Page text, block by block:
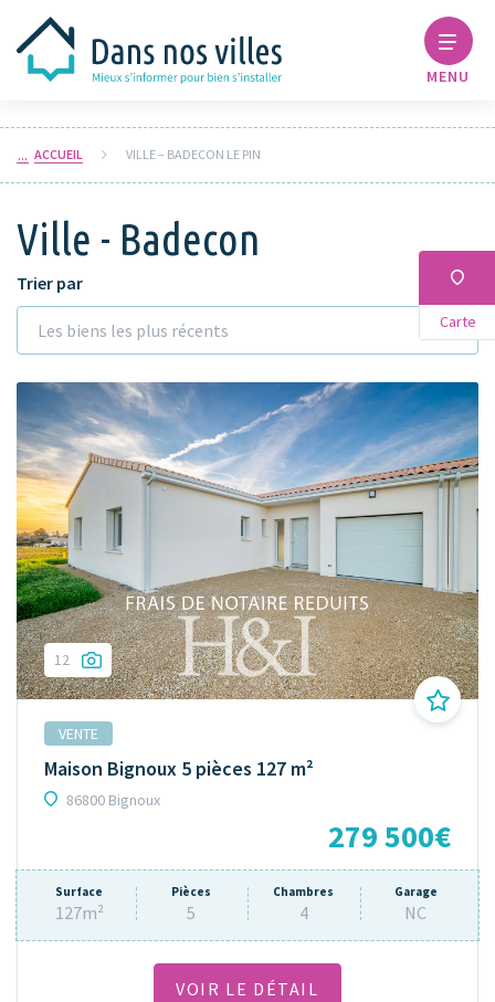
MENU
ACCUEIL VILLE – BADECON LE PIN
Ville - Badecon
Carte
Trier par
Les biens les plus récents
12
VENTE
Maison Bignoux 5 pièces 127 m²
86800 Bignoux
279 500€
Surface
127m²
Pièces
5
Chambres
4
Garage
NC
VOIR LE DÉTAIL